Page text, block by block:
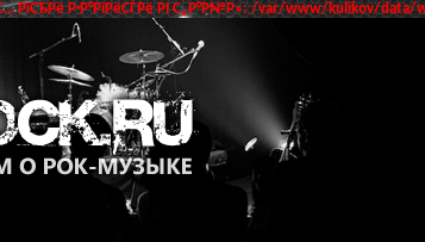
РїСЂРё Р·Р°РїРёСЃРё РІ С„Р°Р№Р»: /var/www/kulikov/